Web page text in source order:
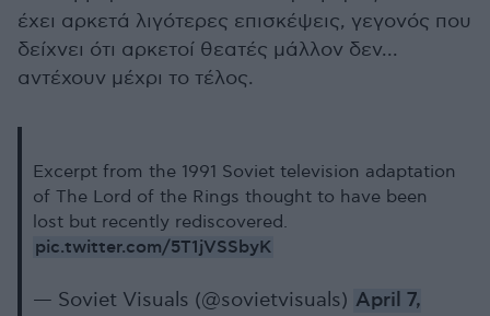
έχει αρκετά λιγότερες επισκέψεις, γεγονός που
δείχνει ότι αρκετοί θεατές μάλλον δεν...
αντέχουν μέχρι το τέλος.
Excerpt from the 1991 Soviet television adaptation
of The Lord of the Rings thought to have been
lost but recently rediscovered.
pic.twitter.com/5T1jVSSbyK
— Soviet Visuals (@sovietvisuals) April 7,